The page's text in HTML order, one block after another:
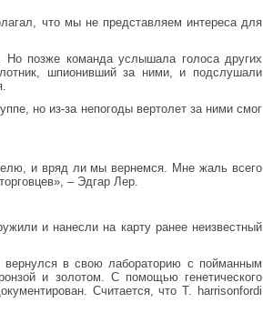
что мы не представляем интереса для
позже команда услышала голоса других
шпионивший за ними, и подслушали
но из-за непогоды вертолет за ними смог
и вряд ли мы вернемся. Мне жаль всего
– Эдгар Лер.
и нанесли на карту ранее неизвестный
вернулся в свою лабораторию с пойманным
и золотом. С помощью генетического
Считается, что T. harrisonfordi